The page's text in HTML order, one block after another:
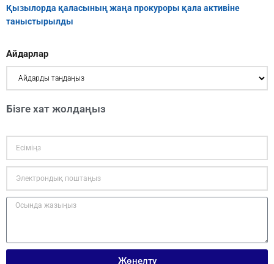
Қызылорда қаласының жаңа прокуроры қала активіне
таныстырылды
Айдарлар
Бізге хат жолдаңыз
Жөнелту